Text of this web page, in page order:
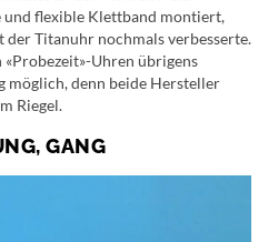
und flexible Klettband montiert,
Titanuhr nochmals verbesserte.
Uhren übrigens
möglich, denn beide Hersteller
Riegel.
GANG